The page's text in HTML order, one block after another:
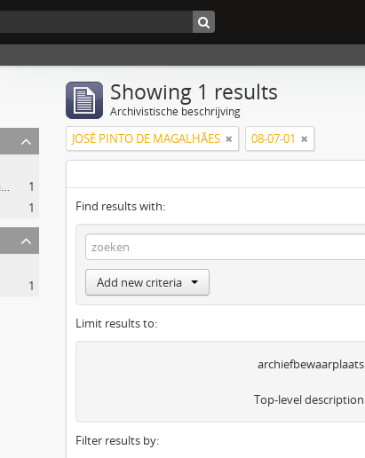
INPI - Instituto Nacional da Propriedade Industrial
1
1
1
Showing 1 results
Archivistische beschrijving
JOSÉ PINTO DE MAGALHÃES 08-07-01
Find results with:
Add new criteria
Limit results to:
archiefbewaarplaats
Top-level description
Filter results by: